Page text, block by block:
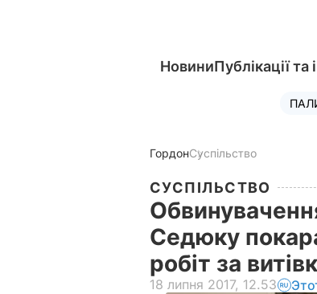
НовиниПублікації та
ГордонСуспільство
СУСПІЛЬСТВО
Седюку
робіт за
18 липня 2017, 12.53